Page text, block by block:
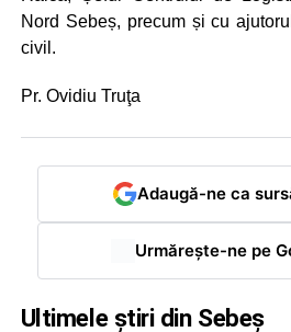
Nord Sebeș, precum și cu
civil.
Pr. Ovidiu Truţa
Adaugă-ne ca
Urmărește-ne pe
Ultimele știri din Sebeș